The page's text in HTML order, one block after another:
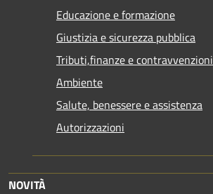
Educazione e formazione
Giustizia e sicurezza pubblica
Tributi,finanze e contravvenzioni
Ambiente
Salute, benessere e assistenza
Autorizzazioni
NOVITÀ